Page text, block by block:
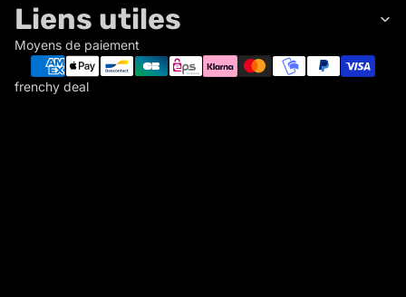
Liens utiles
Moyens de paiement
frenchy deal